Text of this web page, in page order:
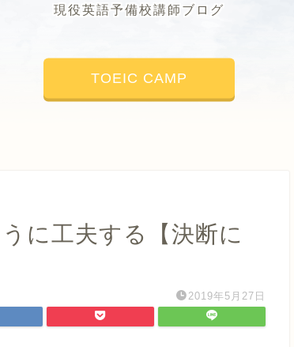
現役英語予備校講師ブログ
TOEIC CAMP
に工夫する【決断に
2019年5月27日